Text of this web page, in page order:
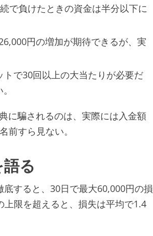
で負けたときの資金は半分以下に
円の増加が期待できるが、実
で30回以上の大当たりが必要だ
に騙されるのは、実際には入金額
前すら見ない。
る
すると、30日で最大60,000円の損
限を超えると、損失は平均で1.4